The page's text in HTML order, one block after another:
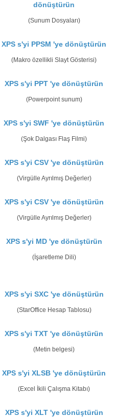
dönüştürün
(Sunum Dosyaları)
XPS s'yi PPSM 'ye dönüştürün
(Makro özellikli Slayt Gösterisi)
XPS s'yi PPT 'ye dönüştürün
(Powerpoint sunum)
XPS s'yi SWF 'ye dönüştürün
(Şok Dalgası Flaş Filmi)
XPS s'yi CSV 'ye dönüştürün
(Virgülle Ayrılmış Değerler)
XPS s'yi CSV 'ye dönüştürün
(Virgülle Ayrılmış Değerler)
XPS s'yi MD 'ye dönüştürün
(İşaretleme Dili)
XPS s'yi SXC 'ye dönüştürün
(StarOffice Hesap Tablosu)
XPS s'yi TXT 'ye dönüştürün
(Metin belgesi)
XPS s'yi XLSB 'ye dönüştürün
(Excel İkili Çalışma Kitabı)
XPS s'yi XLT 'ye dönüştürün